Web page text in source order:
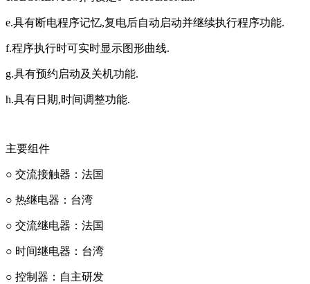
e.具有断电程序记忆,复电后自动启动并继续执行程序功能.
f.程序执行时可实时显示图形曲线.
g.具有预约启动及关机功能.
h.具有日期,时间调整功能.
主要组件
○ 交流接触器：法国
○ 热继电器：台湾
○ 交流继电器：法国
○ 时间继电器：台湾
○ 控制器：自主研发